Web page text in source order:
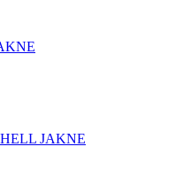
JAKNE